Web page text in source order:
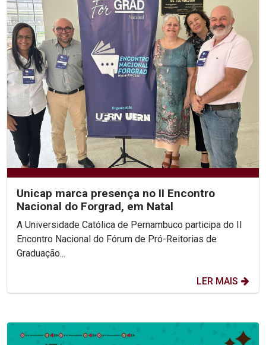
Unicap marca presença no II Encontro
Nacional do Forgrad, em Natal
A Universidade Católica de Pernambuco participa do II
Encontro Nacional do Fórum de Pró-Reitorias de
Graduação...
LER MAIS